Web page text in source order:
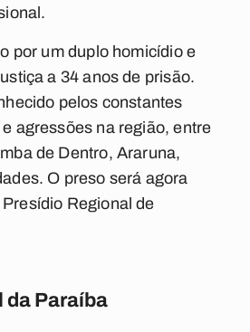
por um duplo homicídio e
a 34 anos de prisão.
pelos constantes
agressões na região, entre
de Dentro, Araruna,
O preso será agora
Regional de
da Paraíba